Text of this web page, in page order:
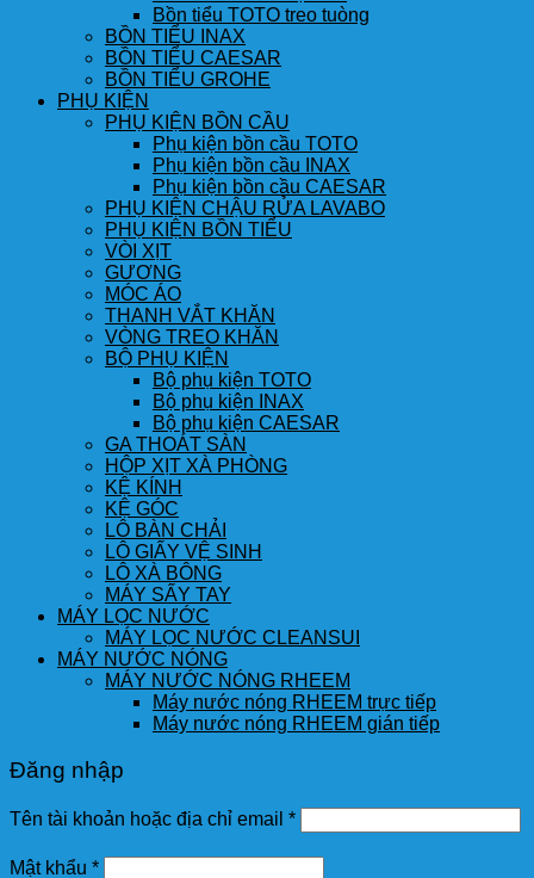
Bồn tiểu TOTO treo tuòng
BỒN TIỂU INAX
BỒN TIỂU CAESAR
BỒN TIỂU GROHE
PHỤ KIỆN
PHỤ KIỆN BỒN CẦU
Phụ kiện bồn cầu TOTO
Phụ kiện bồn cầu INAX
Phụ kiện bồn cầu CAESAR
PHỤ KIỆN CHẬU RỬA LAVABO
PHỤ KIỆN BỒN TIỂU
VÒI XỊT
GƯƠNG
MÓC ÁO
THANH VẮT KHĂN
VÒNG TREO KHĂN
BỘ PHỤ KIỆN
Bộ phụ kiện TOTO
Bộ phụ kiện INAX
Bộ phụ kiện CAESAR
GA THOÁT SÀN
HỘP XỊT XÀ PHÒNG
KỆ KÍNH
KỆ GÓC
LÔ BÀN CHẢI
LÔ GIẤY VỆ SINH
LÔ XÀ BÔNG
MÁY SẤY TAY
MÁY LỌC NƯỚC
MÁY LỌC NƯỚC CLEANSUI
MÁY NƯỚC NÓNG
MÁY NƯỚC NÓNG RHEEM
Máy nước nóng RHEEM trực tiếp
Máy nước nóng RHEEM gián tiếp
Đăng nhập
Tên tài khoản hoặc địa chỉ email *
Mật khẩu *